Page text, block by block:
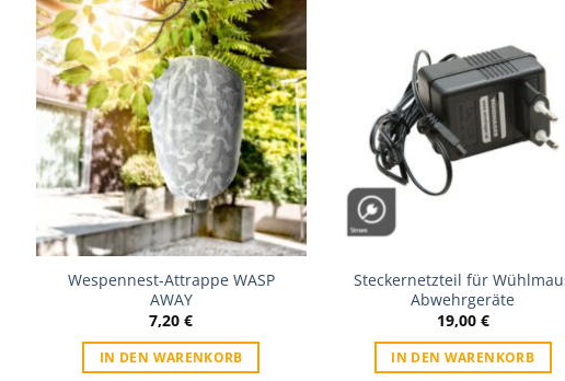
Zur
Wunschliste
Wespennest-Attrappe WASP
AWAY
7,20€
IN DEN WARENKORB
Steckernetzteil für
Abwehrgeräte
19,00 €
IN DEN WARENKORB